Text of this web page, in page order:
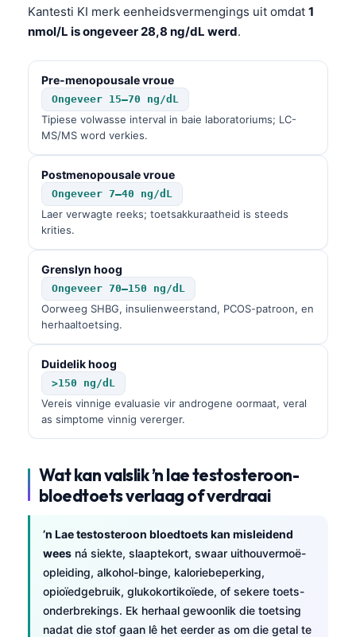
Kantesti KI merk eenheidsvermengings uit omdat 1
nmol/L is ongeveer 28,8 ng/dL werd.
Pre-menopousale vroue
Ongeveer 15–70 ng/dL
Tipiese volwasse interval in baie laboratoriums; LC-
MS/MS word verkies.
Postmenopousale vroue
Ongeveer 7–40 ng/dL
Laer verwagte reeks; toetsakkuraatheid is steeds
krities.
Grenslyn hoog
Ongeveer 70–150 ng/dL
Oorweeg SHBG, insulienweerstand, PCOS-patroon, en
herhaaltoetsing.
Duidelik hoog
>150 ng/dL
Vereis vinnige evaluasie vir androgene oormaat, veral
as simptome vinnig vererger.
Wat kan valslik ’n lae testosteroon-
bloedtoets verlaag of verdraai
’n Lae testosteroon bloedtoets kan misleidend
wees ná siekte, slaaptekort, swaar uithouvermoë-
opleiding, alkohol-binge, kaloriebeperking,
opioïedgebruik, glukokortikoïede, of sekere toets-
onderbrekings. Ek herhaal gewoonlik die toetsing
nadat die stof gaan lê het eerder as om die getal te
தமிழ்
ગુજરાતી
ಕನ್ನಡ
മലയാളം
Tiếng Việt
ไทย
ဗမာစာ
ភាសាខ្មែរ
አማርኛ
Українська
O‘zbekcha
Català
Қазақ тілі
Suomi
Slovenčina
كوردی‎
پښتو
سنڌي
සිංහල
অসমীয়া